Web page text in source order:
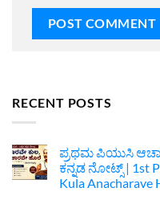
RECENT POSTS
ಪ್ರಥಮ ಪಿಯುಸಿ
ಕನ್ನಡ ನೋಟ್ಸ್ | 1st
Kula Anacharave